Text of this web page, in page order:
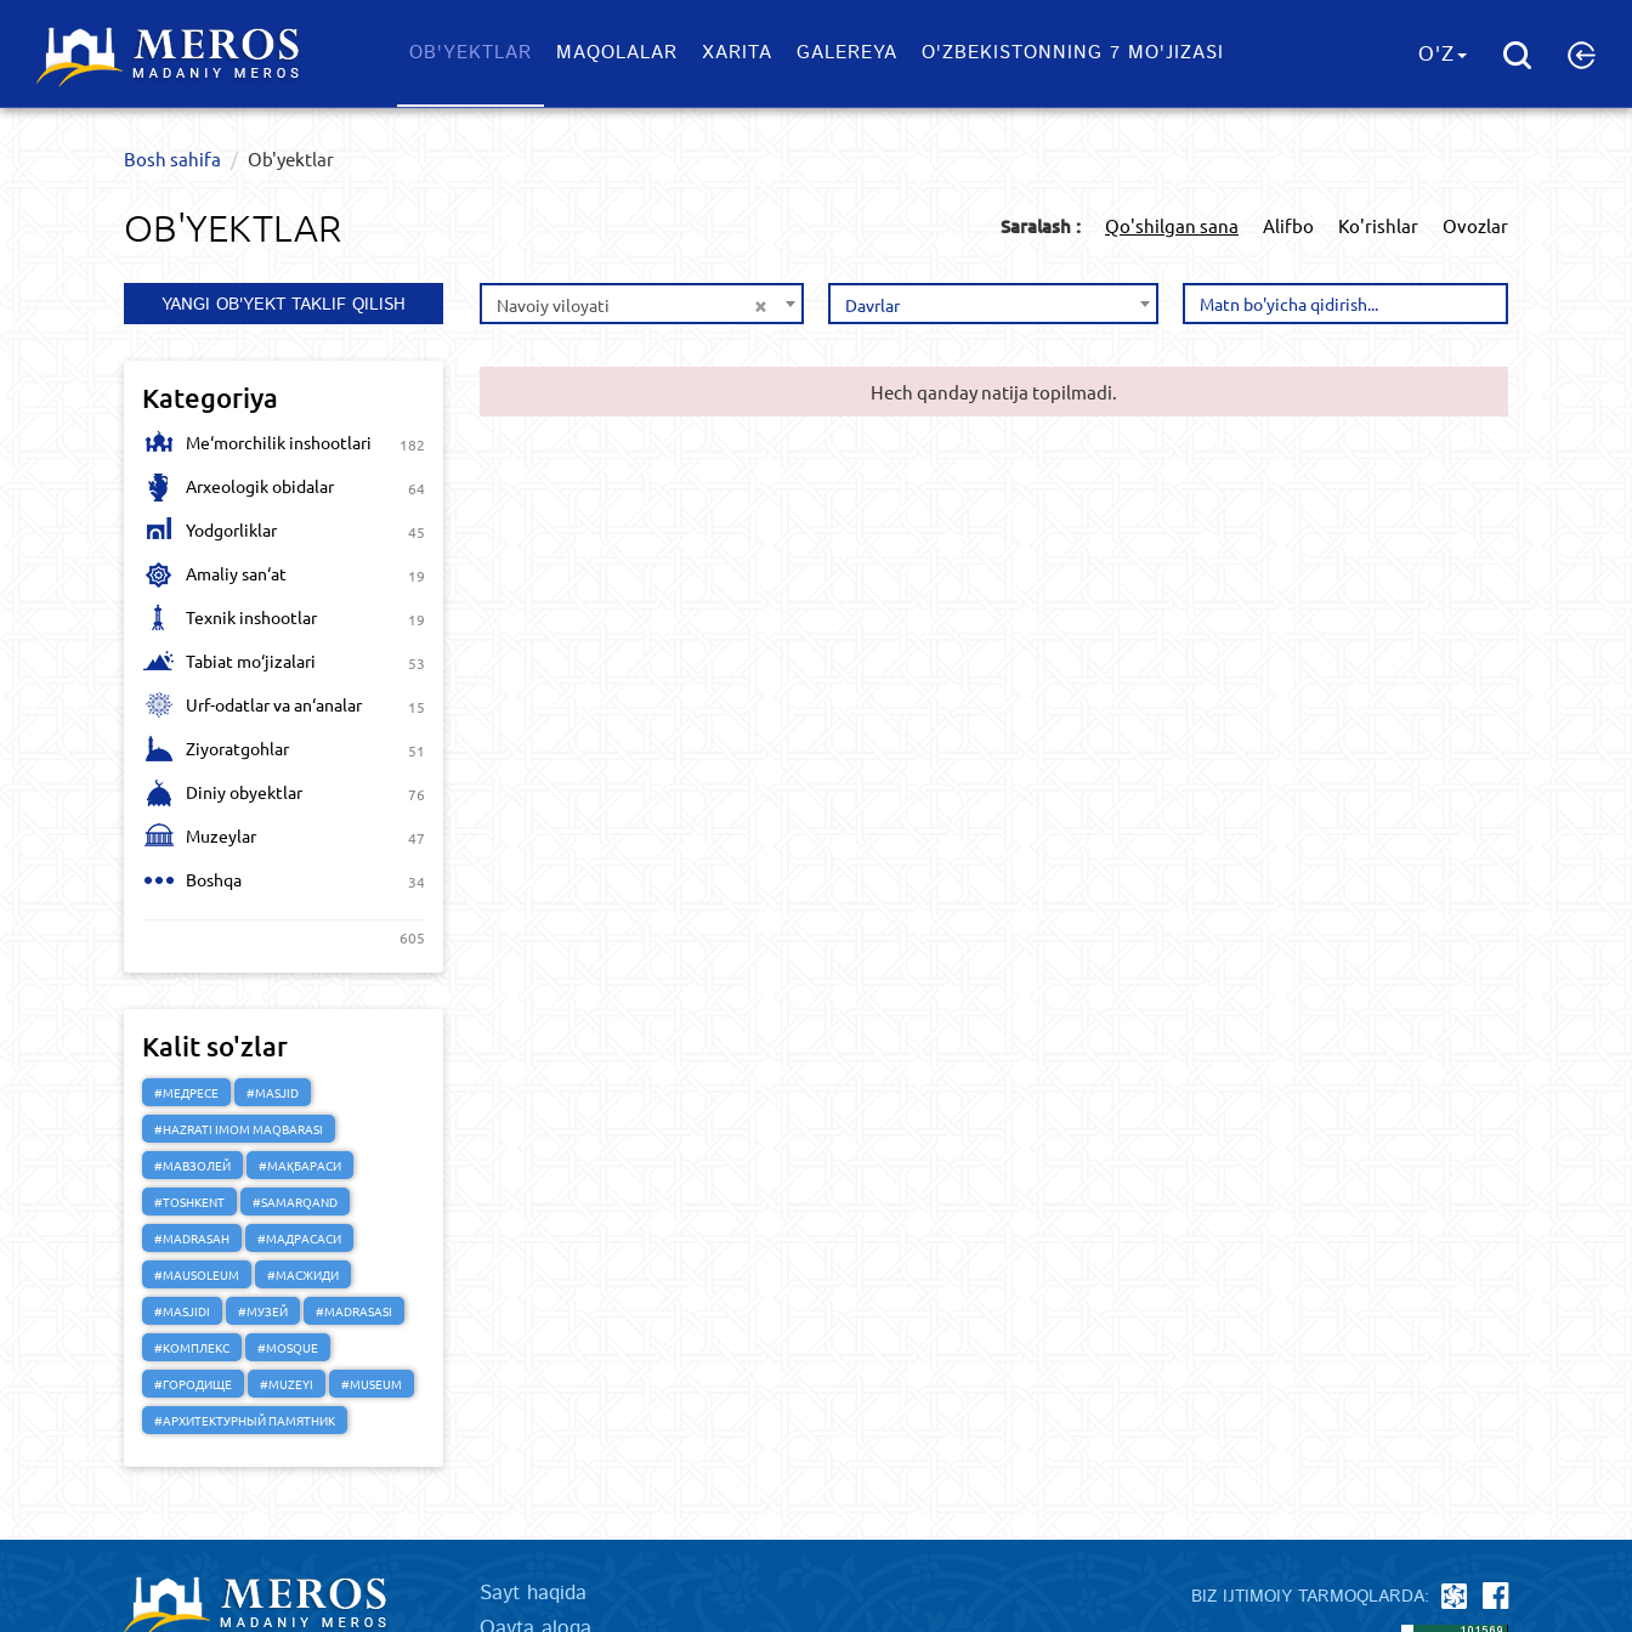
OB'YEKTLAR​ MAQOLALAR XARITA GALEREYA O'ZBEKISTONNING 7 MO'JIZASI O'Z
Bosh sahifa Ob'yektlar​
OB'YEKTLAR​ Saralash : Qo'shilgan sana Alifbo Ko'rishlar Ovozlar
YANGI OB'YEKT TAKLIF QILISH
Kategoriya
Me‘morchilik inshootlari 182
Arxeologik obidalar 64
Yodgorliklar 45
Amaliy san‘at 19
Texnik inshootlar 19
Tabiat mo‘jizalari 53
Urf-odatlar va an‘analar 15
Ziyoratgohlar 51
Diniy obyektlar 76
Muzeylar 47
Boshqa 34
605
Kalit so'zlar
#МЕДРЕСЕ
#MASJID
#HAZRATI IMOM MAQBARASI
#МАВЗОЛЕЙ
#МАҚБАРАСИ
#TOSHKENT
#SAMARQAND
#MADRASAH
#МАДРАСАСИ
#MAUSOLEUM
#МАСЖИДИ
#MASJIDI
#МУЗЕЙ
#MADRASASI
#КОМПЛЕКС
#MOSQUE
#ГОРОДИЩЕ
#MUZEYI
#MUSEUM
#АРХИТЕКТУРНЫЙ ПАМЯТНИК
×
Navoiy viloyati Davrlar
Hech qanday natija topilmadi.
Sayt haqida
BIZ IJTIMOIY TARMOQLARDA: